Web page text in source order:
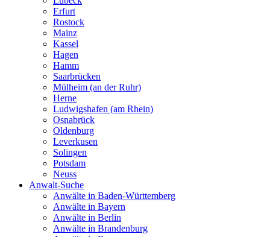
Erfurt
Rostock
Mainz
Kassel
Hagen
Hamm
Saarbrücken
Mülheim (an der Ruhr)
Herne
Ludwigshafen (am Rhein)
Osnabrück
Oldenburg
Leverkusen
Solingen
Potsdam
Neuss
Anwalt-Suche
Anwälte in Baden-Württemberg
Anwälte in Bayern
Anwälte in Berlin
Anwälte in Brandenburg